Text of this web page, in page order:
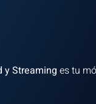
y Streaming es tu